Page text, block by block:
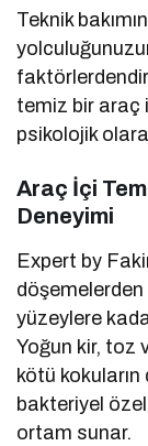
Teknik
temiz bir araç
psikolojik
Araç İçi
Deneyimi
Expert by
yüzeylere
Yoğun kir, toz
kötü
bakteriyel
ortam sunar.